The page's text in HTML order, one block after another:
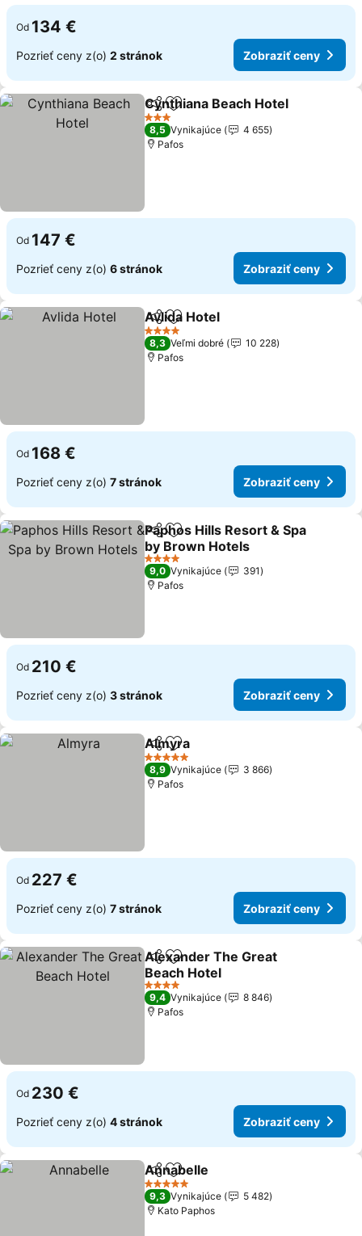
Od 134 €
Pozrieť ceny z(o) 2 stránok Zobraziť ceny
ZdieľaťPridať do obľúbených
Cynthiana Beach Hotel
3 Počet hviezdičiek
8,5 Vynikajúce
4 655
Pafos
Od 147 €
Pozrieť ceny z(o) 6 stránok Zobraziť ceny
ZdieľaťPridať do obľúbených
Avlida Hotel
4 Počet hviezdičiek
8,3 Veľmi dobré
10 228
Pafos
Od 168 €
Pozrieť ceny z(o) 7 stránok Zobraziť ceny
ZdieľaťPridať do obľúbených
Paphos Hills Resort & Spa
by Brown Hotels
4 Počet hviezdičiek
9,0 Vynikajúce
391
Pafos
Od 210 €
Pozrieť ceny z(o) 3 stránok Zobraziť ceny
ZdieľaťPridať do obľúbených
Almyra
5 Počet hviezdičiek
8,9 Vynikajúce
3 866
Pafos
Od 227 €
Pozrieť ceny z(o) 7 stránok Zobraziť ceny
ZdieľaťPridať do obľúbených
Alexander The Great
Beach Hotel
4 Počet hviezdičiek
9,4 Vynikajúce
8 846
Pafos
Od 230 €
Pozrieť ceny z(o) 4 stránok Zobraziť ceny
ZdieľaťPridať do obľúbených
Annabelle
5 Počet hviezdičiek
9,3 Vynikajúce
5 482
Kato Paphos